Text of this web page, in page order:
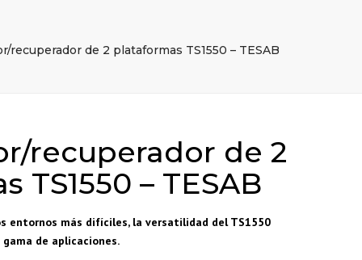
recuperador de 2 plataformas TS1550 – TESAB
recuperador de 2
TS1550 – TESAB
entornos más difíciles, la versatilidad del TS1550
de aplicaciones.